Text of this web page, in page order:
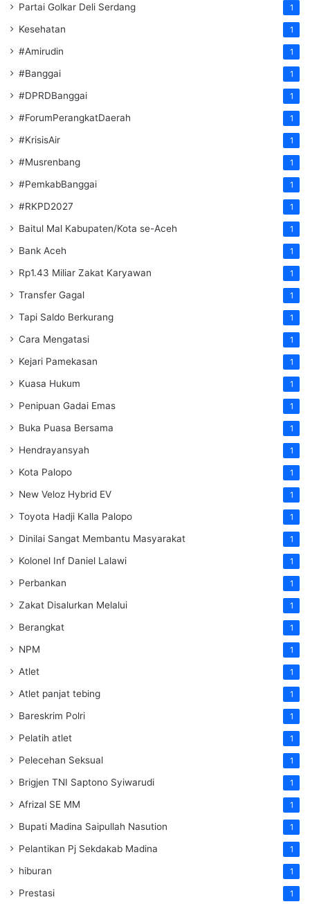
Partai Golkar Deli Serdang 1
Kesehatan 1
#Amirudin 1
#Banggai 1
#DPRDBanggai 1
#ForumPerangkatDaerah 1
#KrisisAir 1
#Musrenbang 1
#PemkabBanggai 1
#RKPD2027 1
Baitul Mal Kabupaten/Kota se-Aceh 1
Bank Aceh 1
Rp1.43 Miliar Zakat Karyawan 1
Transfer Gagal 1
Tapi Saldo Berkurang 1
Cara Mengatasi 1
Kejari Pamekasan 1
Kuasa Hukum 1
Penipuan Gadai Emas 1
Buka Puasa Bersama 1
Hendrayansyah 1
Kota Palopo 1
New Veloz Hybrid EV 1
Toyota Hadji Kalla Palopo 1
Dinilai Sangat Membantu Masyarakat 1
Kolonel Inf Daniel Lalawi 1
Perbankan 1
Zakat Disalurkan Melalui 1
Berangkat 1
NPM 1
Atlet 1
Atlet panjat tebing 1
Bareskrim Polri 1
Pelatih atlet 1
Pelecehan Seksual 1
Brigjen TNI Saptono Syiwarudi 1
Afrizal SE MM 1
Bupati Madina Saipullah Nasution 1
Pelantikan Pj Sekdakab Madina 1
hiburan 1
Prestasi 1